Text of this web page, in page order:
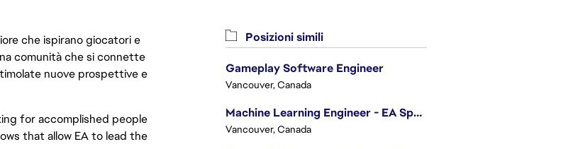
che ispirano giocatori e
comunità che si connette
nuove prospettive e
for accomplished people
that allow EA to lead the
Posizioni simili
Gameplay Software Engineer
Vancouver, Canada
Machine Learning Engineer - EA Sports FC
Vancouver, Canada